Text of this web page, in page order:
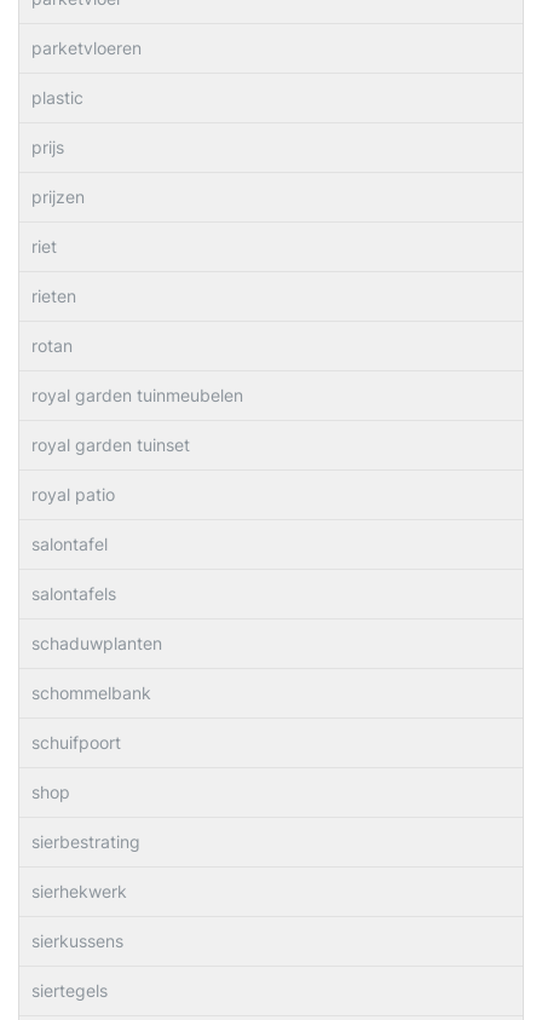
parketvloeren
plastic
prijs
prijzen
riet
rieten
rotan
royal garden tuinmeubelen
royal garden tuinset
royal patio
salontafel
salontafels
schaduwplanten
schommelbank
schuifpoort
shop
sierbestrating
sierhekwerk
sierkussens
siertegels